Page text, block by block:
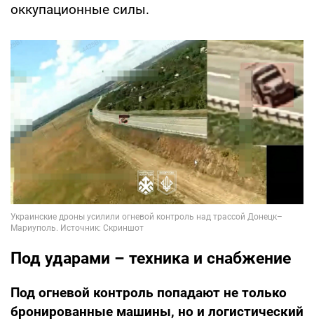
оккупационные силы.
Под ударами – техника и снабжение
Под огневой контроль попадают не только
бронированные машины, но и логистический